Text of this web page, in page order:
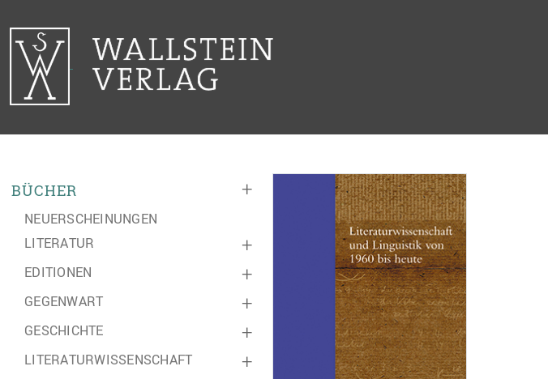
+
BÜCHER
NEUERSCHEINUNGEN
+
LITERATUR
+
EDITIONEN
+
GEGENWART
+
GESCHICHTE
+
LITERATURWISSENSCHAFT